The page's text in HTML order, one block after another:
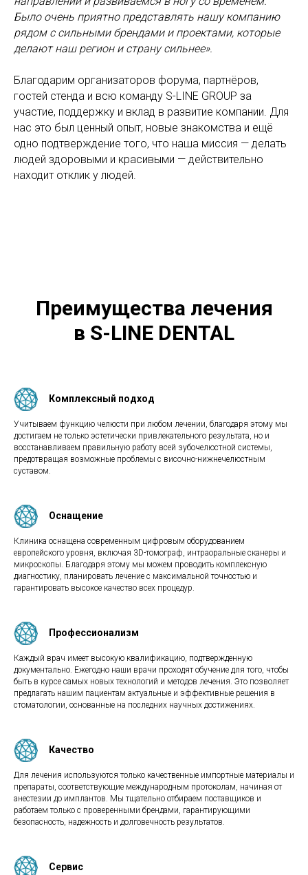
Было очень приятно представлять нашу компанию
рядом с сильными брендами и проектами, которые
делают наш регион и страну сильнее».
Благодарим организаторов форума, партнёров,
гостей стенда и всю команду S-LINE GROUP за
участие, поддержку и вклад в развитие компании. Для
нас это был ценный опыт, новые знакомства и ещё
одно подтверждение того, что наша миссия — делать
людей здоровыми и красивыми — действительно
находит отклик у людей.
Преимущества лечения
в S-LINE DENTAL
Комплексный подход
Учитываем функцию челюсти при любом лечении, благодаря этому мы
достигаем не только эстетически привлекательного результата, но и
восстанавливаем правильную работу всей зубочелюстной системы,
предотвращая возможные проблемы с височно-нижнечелюстным
суставом.
Оснащение
Клиника оснащена современным цифровым оборудованием
европейского уровня, включая 3D-томограф, интраоральные сканеры и
микроскопы. Благодаря этому мы можем проводить комплексную
диагностику, планировать лечение с максимальной точностью и
гарантировать высокое качество всех процедур.
Профессионализм
Каждый врач имеет высокую квалификацию, подтвержденную
документально. Ежегодно наши врачи проходят обучение для того, чтобы
быть в курсе самых новых технологий и методов лечения. Это позволяет
предлагать нашим пациентам актуальные и эффективные решения в
стоматологии, основанные на последних научных достижениях.
Качество
Для лечения используются только качественные импортные материалы и
препараты, соответствующие международным протоколам, начиная от
анестезии до имплантов. Мы тщательно отбираем поставщиков и
работаем только с проверенными брендами, гарантирующими
безопасность, надежность и долговечность результатов.
Сервис